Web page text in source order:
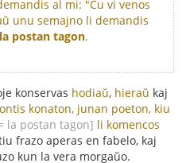
al mi: "Ĉu vi venos
unu semajno li demandis
la postan tagon.
konservas hodiaŭ, hieraŭ kaj
konaton, junan poeton, kiu
la postan tagon] li komencos
frazo aperas en fabelo, kaj
kun la vera morgaŭo.